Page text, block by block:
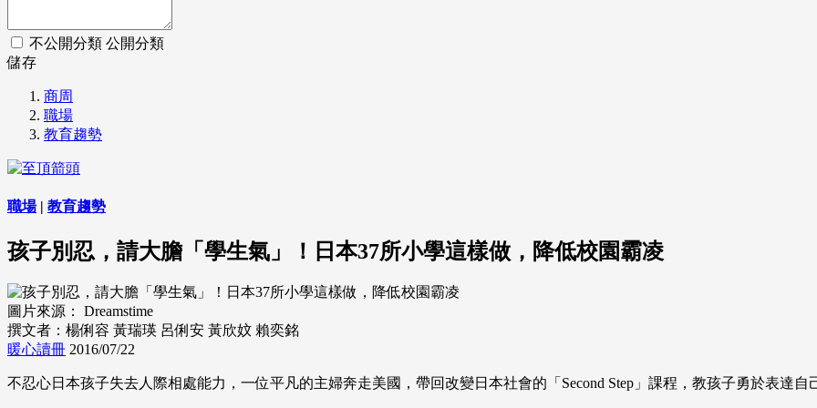
不公開分類 公開分類
儲存
商周
職場
教育趨勢
職場| 教育趨勢
孩子別忍，請大膽「學生氣」！日本37所小學這樣做，降低校園霸凌
圖片來源： Dreamstime
撰文者：楊俐容 黃瑞瑛 呂俐安 黃欣妏 賴奕銘
暖心讀冊 2016/07/22
不忍心日本孩子失去人際相處能力，一位平凡的主婦奔走美國，帶回改變日本社會的「Second Step」課程，教孩子勇於表達自